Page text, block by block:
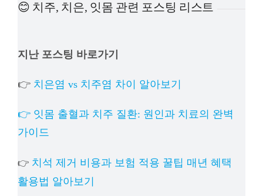
😊 치주, 치은, 잇몸 관련 포스팅 리스트
지난 포스팅 바로가기
👉 치은염 vs 치주염 차이 알아보기
👉 잇몸 출혈과 치주 질환: 원인과 치료의 완벽
가이드
👉 치석 제거 비용과 보험 적용 꿀팁 매년 혜택
활용법 알아보기